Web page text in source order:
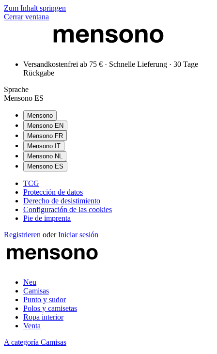
Zum Inhalt springen
Cerrar ventana
Versandkostenfrei ab 75 € · Schnelle Lieferung · 30 Tage
Rückgabe
Sprache
Mensono ES
Mensono
Mensono EN
Mensono FR
Mensono IT
Mensono NL
Mensono ES
TCG
Protección de datos
Derecho de desistimiento
Configuración de las cookies
Pie de imprenta
Registrieren oder Iniciar sesión
Neu
Camisas
Punto y sudor
Polos y camisetas
Ropa interior
Venta
A categoría Camisas